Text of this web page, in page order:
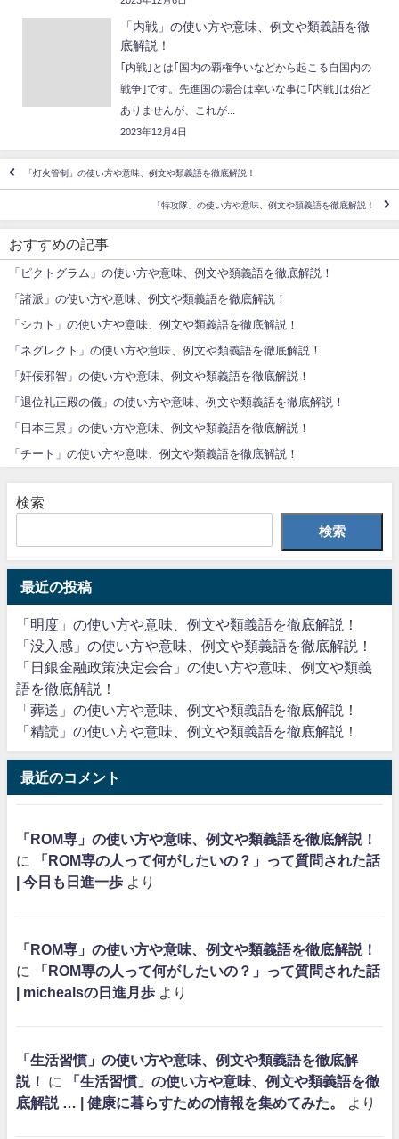
「内戦」の使い方や意味、例文や類義語を徹
底解説！
｢内戦｣とは｢国内の覇権争いなどから起こる自国内の
戦争｣です。先進国の場合は幸いな事に｢内戦｣は殆ど
ありませんが、これが...
2023年12月4日
「灯火管制」の使い方や意味、例文や類義語を徹底解説！
「特攻隊」の使い方や意味、例文や類義語を徹底解説！
おすすめの記事
「ピクトグラム」の使い方や意味、例文や類義語を徹底解説！
「諸派」の使い方や意味、例文や類義語を徹底解説！
「シカト」の使い方や意味、例文や類義語を徹底解説！
「ネグレクト」の使い方や意味、例文や類義語を徹底解説！
「奸佞邪智」の使い方や意味、例文や類義語を徹底解説！
「退位礼正殿の儀」の使い方や意味、例文や類義語を徹底解説！
「日本三景」の使い方や意味、例文や類義語を徹底解説！
「チート」の使い方や意味、例文や類義語を徹底解説！
検索
検索
最近の投稿
「明度」の使い方や意味、例文や類義語を徹底解説！
「没入感」の使い方や意味、例文や類義語を徹底解説！
「日銀金融政策決定会合」の使い方や意味、例文や類義
語を徹底解説！
「葬送」の使い方や意味、例文や類義語を徹底解説！
「精読」の使い方や意味、例文や類義語を徹底解説！
最近のコメント
「ROM専」の使い方や意味、例文や類義語を徹底解説！
に
「ROM専の人って何がしたいの？」って質問された話
| 今日も日進一歩 より
「ROM専」の使い方や意味、例文や類義語を徹底解説！
に
「ROM専の人って何がしたいの？」って質問された話
| michealsの日進月歩 より
「生活習慣」の使い方や意味、例文や類義語を徹底解
説！
に
「生活習慣」の使い方や意味、例文や類義語を徹
底解説 … | 健康に暮らすための情報を集めてみた。
より